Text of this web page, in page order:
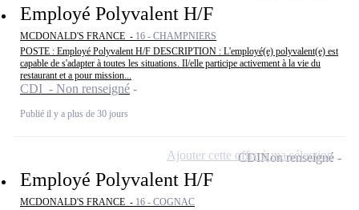
Employé Polyvalent H/F
MCDONALD'S FRANCE - 16 - CHAMPNIERS
POSTE : Employé Polyvalent H/F DESCRIPTION : L'employé(e) polyvalent(e) est
capable de s'adapter à toutes les situations. Il/elle participe activement à la vie du
restaurant et a pour mission...
CDI - Non renseigné
Publié il y a plus de 30 jours
Employé Polyvalent H/F
MCDONALD'S FRANCE - 16 - COGNAC
CDINon renseigné
Ajouter cette offre à ma sélection